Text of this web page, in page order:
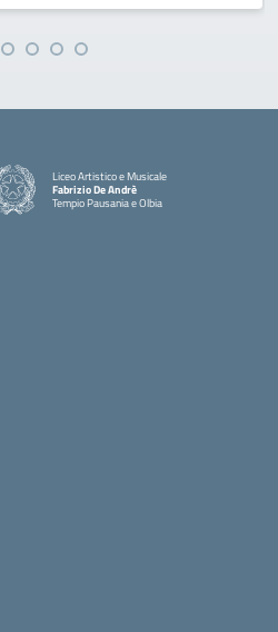
Liceo Artistico e Musicale
Fabrizio De Andrè
Tempio Pausania e Olbia
— Visita la pagina iniziale della scuola